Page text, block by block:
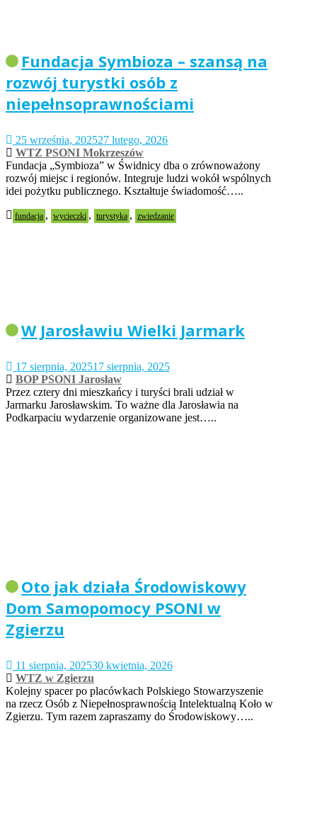
Fundacja Symbioza – szansą na
rozwój turystki osób z
niepełnsoprawnościami
25 września, 202527 lutego, 2026
WTZ PSONI Mokrzeszów
Fundacja „Symbioza” w Świdnicy dba o zrównoważony
rozwój miejsc i regionów. Integruje ludzi wokół wspólnych
idei pożytku publicznego. Kształtuje świadomość…..
fundacja , wycieczki , turystyka , zwiedzanie
W Jarosławiu Wielki Jarmark
17 sierpnia, 202517 sierpnia, 2025
BOP PSONI Jarosław
Przez cztery dni mieszkańcy i turyści brali udział w
Jarmarku Jarosławskim. To ważne dla Jarosławia na
Podkarpaciu wydarzenie organizowane jest…..
Oto jak działa Środowiskowy
Dom Samopomocy PSONI w
Zgierzu
11 sierpnia, 202530 kwietnia, 2026
WTZ w Zgierzu
Kolejny spacer po placówkach Polskiego Stowarzyszenie
na rzecz Osób z Niepełnosprawnością Intelektualną Koło w
Zgierzu. Tym razem zapraszamy do Środowiskowy…..